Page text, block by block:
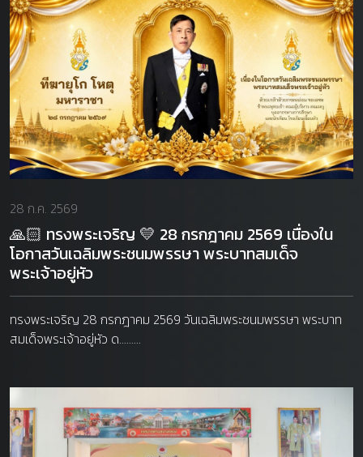
28 ก.ค. 2569
🙏🏻 ทรงพระเจริญ 💛 28 กรกฎาคม 2569 เนื่องใน
โอกาสวันเฉลิมพระชนมพรรษา พระบาทสมเด็จ
พระเจ้าอยู่หัว
ทรงพระเจริญ 28 กรกฎาคม 2569 วันเฉลิมพระชนมพรรษา พระบาท
สมเด็จพระเจ้าอยู่หัว ด.........